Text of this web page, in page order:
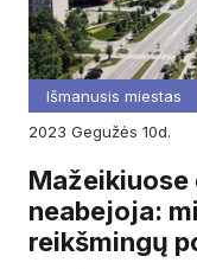
Išmanusis miestas
2023
gegužės 10d.
neabejoja:
reikšmingų